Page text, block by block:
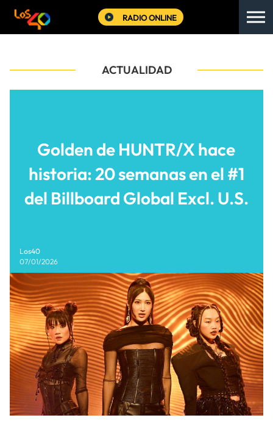
RADIO ONLINE
ACTUALIDAD
Golden de HUNTR/X hace
historia: 20 semanas en el #1
del Billboard Global Excl. U.S.
Los40
07/01/2026